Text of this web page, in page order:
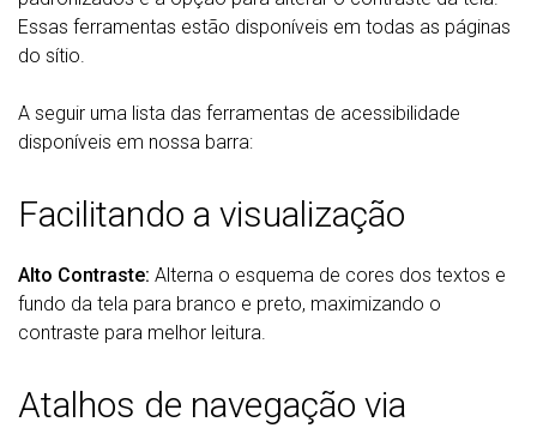
Essas ferramentas estão disponíveis em todas as páginas
do sítio.
A seguir uma lista das ferramentas de acessibilidade
disponíveis em nossa barra:
Facilitando a visualização
Alto Contraste: Alterna o esquema de cores dos textos e
fundo da tela para branco e preto, maximizando o
contraste para melhor leitura.
Atalhos de navegação via